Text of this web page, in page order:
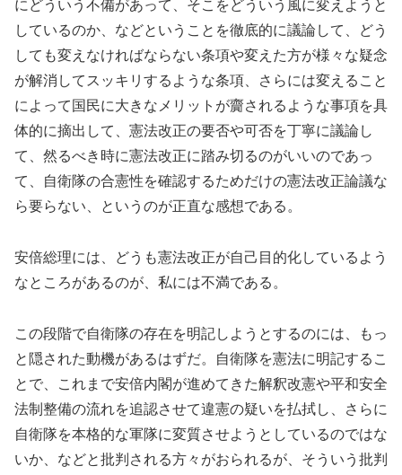
にどういう不備があって、そこをどういう風に変えようと
しているのか、などということを徹底的に議論して、どう
しても変えなければならない条項や変えた方が様々な疑念
が解消してスッキリするような条項、さらには変えること
によって国民に大きなメリットが齎されるような事項を具
体的に摘出して、憲法改正の要否や可否を丁寧に議論し
て、然るべき時に憲法改正に踏み切るのがいいのであっ
て、自衛隊の合憲性を確認するためだけの憲法改正論議な
ら要らない、というのが正直な感想である。
安倍総理には、どうも憲法改正が自己目的化しているよう
なところがあるのが、私には不満である。
この段階で自衛隊の存在を明記しようとするのには、もっ
と隠された動機があるはずだ。自衛隊を憲法に明記するこ
とで、これまで安倍内閣が進めてきた解釈改憲や平和安全
法制整備の流れを追認させて違憲の疑いを払拭し、さらに
自衛隊を本格的な軍隊に変質させようとしているのではな
いか、などと批判される方々がおられるが、そういう批判